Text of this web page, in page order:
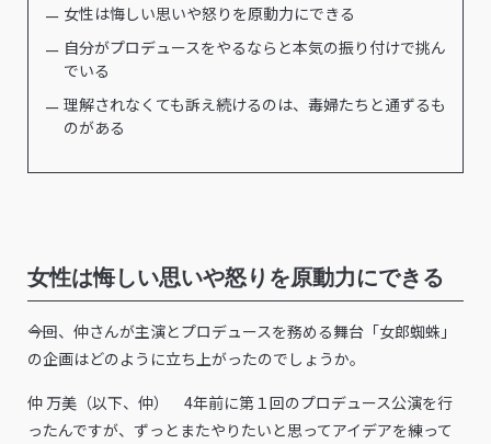
女性は悔しい思いや怒りを原動力にできる
自分がプロデュースをやるならと本気の振り付けで挑ん
でいる
理解されなくても訴え続けるのは、毒婦たちと通ずるも
のがある
女性は悔しい思いや怒りを原動力にできる
――今回、仲さんが主演とプロデュースを務める舞台「女郎蜘蛛」
の企画はどのように立ち上がったのでしょうか。
仲 万美（以下、仲） 4年前に第１回のプロデュース公演を行
ったんですが、ずっとまたやりたいと思ってアイデアを練って